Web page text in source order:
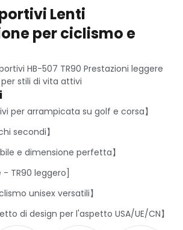
Lenti
per ciclismo e
HB-507 TR90 Prestazioni leggere
stili di vita attivi
per arrampicata su golf e corsa】
secondi】
e dimensione perfetta】
- TR90 leggero]
unisex versatili】
di design per l'aspetto USA/UE/CN】